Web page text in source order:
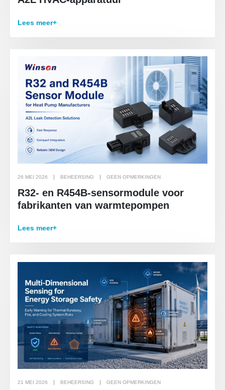
Lees meer+
26 MEI 2026 BEHEERSING GEEN OPMERKINGEN
R32- en R454B-sensormodule voor
fabrikanten van warmtepompen
Lees meer+
21 MEI 2026 BEHEERSING GEEN OPMERKINGEN